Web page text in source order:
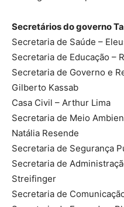
Secretários do governo
Secretaria de Saúde –
Secretaria de Educação –
Secretaria de Governo e
Gilberto Kassab
Casa Civil – Arthur Lima
Secretaria de Meio
Natália Resende
Secretaria de Segurança
Secretaria de
Streifinger
Secretaria de